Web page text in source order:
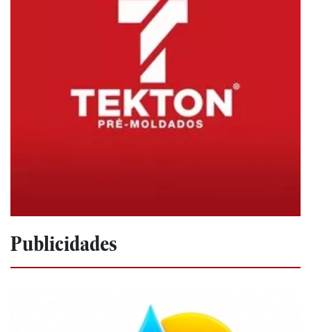
Publicidades